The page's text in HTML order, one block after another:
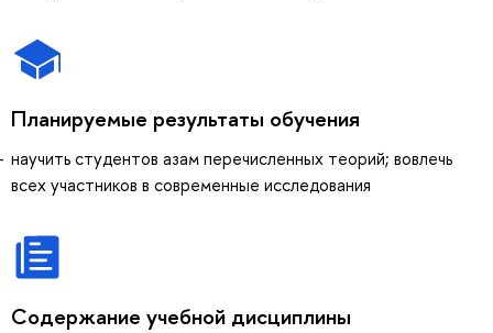
Планируемые результаты обучения
научить студентов азам перечисленных теорий; вовлечь
всех участников в современные исследования
Содержание учебной дисциплины